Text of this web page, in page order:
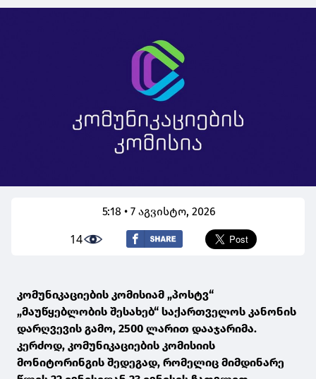
5:18 • 7 აგვისტო, 2026
14
კომუნიკაციების კომისიამ „პოსტვ“
„მაუწყებლობის შესახებ“ საქართველოს კანონის
დარღვევის გამო, 2500 ლარით დააჯარიმა.
კერძოდ, კომუნიკაციების კომისიის
მონიტორინგის შედეგად, რომელიც მიმდინარე